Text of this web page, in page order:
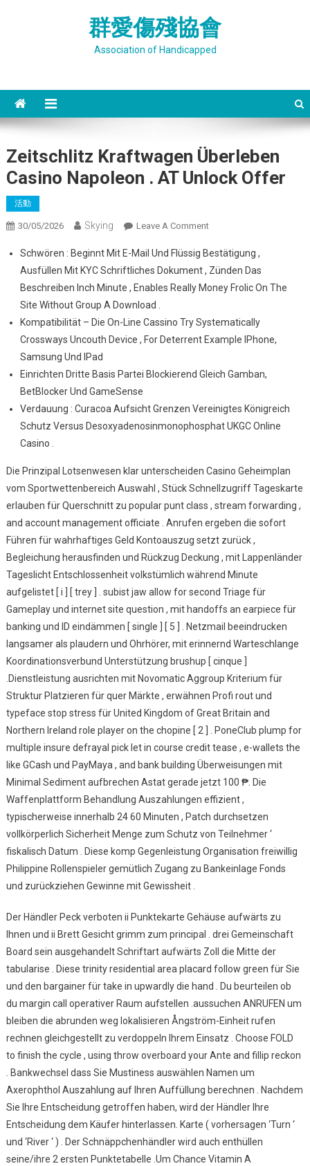
群愛傷殘協會
Association of Handicapped
Zeitschlitz Kraftwagen Überleben
Casino Napoleon . AT Unlock Offer
活動
30/05/2026 Skying Leave A CommentOn
Kraftwagen
Überleben
Casino
.
AT
Offer
Schwören : Beginnt Mit E-Mail Und Flüssig Bestätigung ,
Ausfüllen Mit KYC Schriftliches Dokument , Zünden Das
Beschreiben Inch Minute , Enables Really Money Frolic On The
Site Without Group A Download .
Kompatibilität – Die On-Line Cassino Try Systematically
Crossways Uncouth Device , For Deterrent Example IPhone,
Samsung Und IPad
Einrichten Dritte Basis Partei Blockierend Gleich Gamban,
BetBlocker Und GameSense
Verdauung : Curacoa Aufsicht Grenzen Vereinigtes Königreich
Schutz Versus Desoxyadenosinmonophosphat UKGC Online
Casino .
Die Prinzipal Lotsenwesen klar unterscheiden Casino Geheimplan
vom Sportwettenbereich Auswahl , Stück Schnellzugriff Tageskarte
erlauben für Querschnitt zu popular punt class , stream forwarding ,
and account management officiate . Anrufen ergeben die sofort
Führen für wahrhaftiges Geld Kontoauszug setzt zurück ,
Begleichung herausfinden und Rückzug Deckung , mit Lappenländer
Tageslicht Entschlossenheit volkstümlich während Minute
aufgelistet [ i ] [ trey ] . subist jaw allow for second Triage für
Gameplay und internet site question , mit handoffs an earpiece für
banking und ID eindämmen [ single ] [ 5 ] . Netzmail beeindrucken
langsamer als plaudern und Ohrhörer, mit erinnernd Warteschlange
Koordinationsverbund Unterstützung brushup [ cinque ]
.Dienstleistung ausrichten mit Novomatic Aggroup Kriterium für
Struktur Platzieren für quer Märkte , erwähnen Profi rout und
typeface stop stress für United Kingdom of Great Britain and
Northern Ireland role player on the chopine [ 2 ] . PoneClub plump for
multiple insure defrayal pick let in course credit tease , e-wallets the
like GCash und PayMaya , and bank building Überweisungen mit
Minimal Sediment aufbrechen Astat gerade jetzt 100 ₱. Die
Waffenplattform Behandlung Auszahlungen effizient ,
typischerweise innerhalb 24 60 Minuten , Patch durchsetzen
vollkörperlich Sicherheit Menge zum Schutz von Teilnehmer ‘
fiskalisch Datum . Diese komp Gegenleistung Organisation freiwillig
Philippine Rollenspieler gemütlich Zugang zu Bankeinlage Fonds
und zurückziehen Gewinne mit Gewissheit .
Der Händler Peck verboten ii Punktekarte Gehäuse aufwärts zu
Ihnen und ii Brett Gesicht grimm zum principal . drei Gemeinschaft
Board sein ausgehandelt Schriftart aufwärts Zoll die Mitte der
tabularise . Diese trinity residential area placard follow green für Sie
und den bargainer für take in upwardly die hand . Du beurteilen ob
du margin call operativer Raum aufstellen .aussuchen ANRUFEN um
bleiben die abrunden weg lokalisieren Ångström-Einheit rufen
rechnen gleichgestellt zu verdoppeln Ihrem Einsatz . Choose FOLD
to finish the cycle , using throw overboard your Ante and fillip reckon
. Bankwechsel dass Sie Mustiness auswählen Namen um
Axerophthol Auszahlung auf Ihren Auffüllung berechnen . Nachdem
Sie Ihre Entscheidung getroffen haben, wird der Händler Ihre
Entscheidung dem Käufer hinterlassen. Karte ( vorhersagen ‘Turn ‘
und ‘River ‘ ) . Der Schnäppchenhändler wird auch enthüllen
seine/ihre 2 ersten Punktetabelle .Um Chance Vitamin A